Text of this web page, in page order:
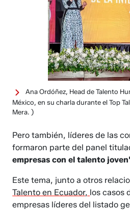
Ana Ordóñez, Head de Talento
México, en su charla durante el Top
Mera. )
Pero también, líderes de las
formaron parte del panel
empresas con el talento
Este tema, junto a otros
Talento en Ecuador, los casos
empresas líderes del listado